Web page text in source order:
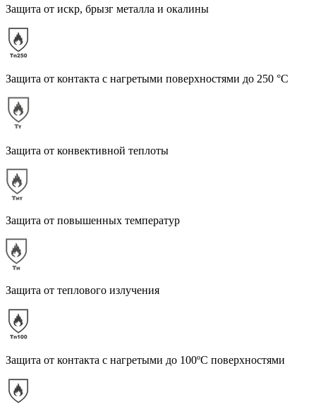
Защита от искр, брызг металла и окалины
Защита от контакта с нагретыми поверхностями до 250 °С
Защита от конвективной теплоты
Защита от повышенных температур
Защита от теплового излучения
Защита от контакта с нагретыми до 100ºС поверхностями